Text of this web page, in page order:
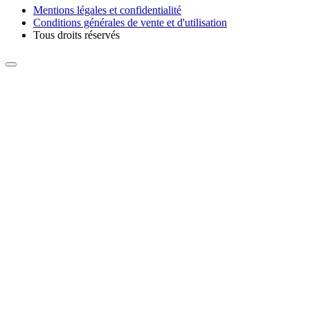
Mentions légales et confidentialité
Conditions générales de vente et d'utilisation
Tous droits réservés